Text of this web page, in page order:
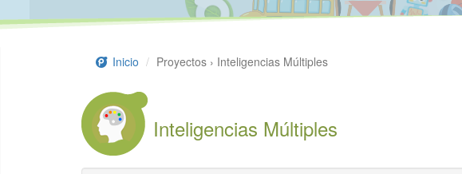
Inicio Proyectos › Inteligencias Múltiples
Inteligencias Múltiples